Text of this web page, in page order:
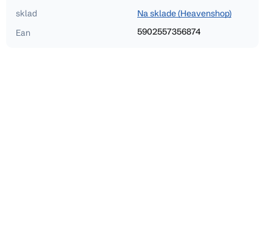
sklad
Na sklade (Heavenshop)
Ean
5902557356874